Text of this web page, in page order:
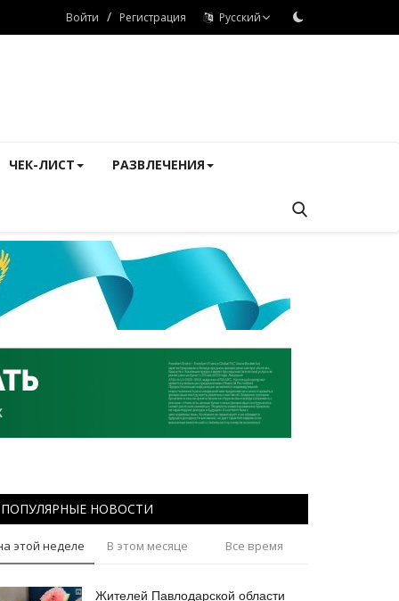
Войти / Регистрация Русский
ЧЕК-ЛИСТ РАЗВЛЕЧЕНИЯ
ПОПУЛЯРНЫЕ НОВОСТИ
этой неделе В этом месяце Все время
Жителей Павлодарской области